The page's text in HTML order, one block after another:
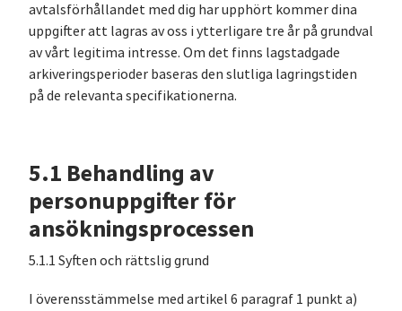
avtalsförhållandet med dig har upphört kommer dina
uppgifter att lagras av oss i ytterligare tre år på grundval
av vårt legitima intresse. Om det finns lagstadgade
arkiveringsperioder baseras den slutliga lagringstiden
på de relevanta specifikationerna.
5.1 Behandling av
personuppgifter för
ansökningsprocessen
5.1.1 Syften och rättslig grund
I överensstämmelse med artikel 6 paragraf 1 punkt a)